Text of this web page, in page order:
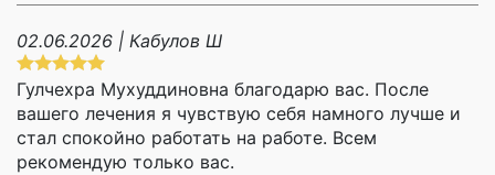
02.06.2026 | Кабулов Ш
Гулчехра Мухуддиновна благодарю вас. После
вашего лечения я чувствую себя намного лучше и
стал спокойно работать на работе. Всем
рекомендую только вас.